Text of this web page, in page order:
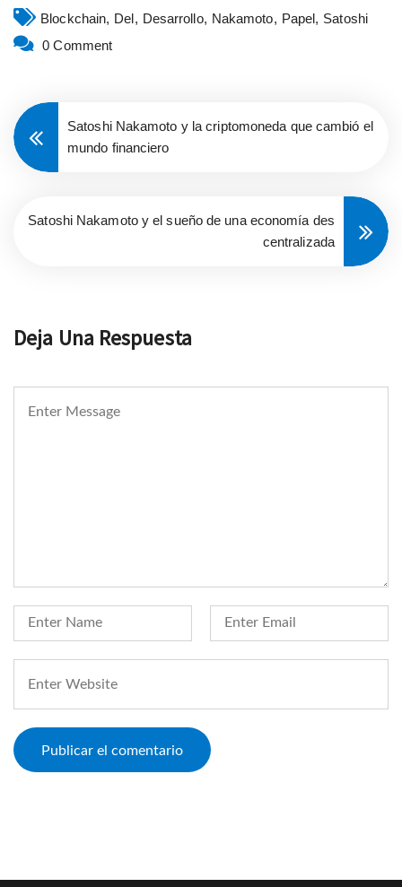
Blockchain, Del, Desarrollo, Nakamoto, Papel, Satoshi
0 Comment
Satoshi Nakamoto y la criptomoneda que cambió el
mundo financiero
Satoshi Nakamoto y el sueño de una economía des
centralizada
Deja Una Respuesta